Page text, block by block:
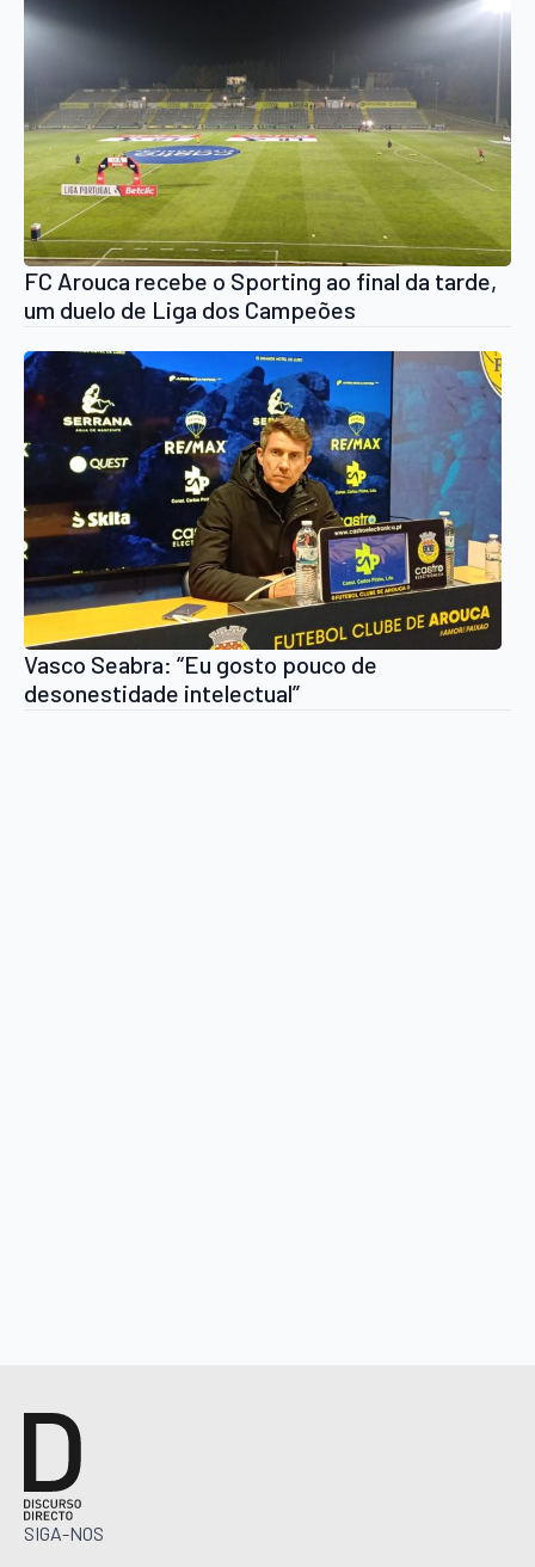
FC Arouca recebe o Sporting ao final da tarde,
um duelo de Liga dos Campeões
Vasco Seabra: “Eu gosto pouco de
desonestidade intelectual”
SIGA-NOS